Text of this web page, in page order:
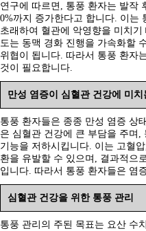
연구에 따르면, 통풍 환자는 발작
0%까지 증가한다고 합니다. 이는
초래하여 혈관에 악영향을 미치
도는 동맥 경화 진행을 가속화할
위협이 됩니다. 따라서 통풍 환자
것이 필요합니다.
만성 염증이 심혈관 건강에 미치
통풍 환자들은 종종 만성 염증 상
은 심혈관 건강에 큰 부담을 주며
기능을 저하시킵니다. 이는 고혈
환을 유발할 수 있으며, 결과적으
입니다. 따라서 통풍 환자들은 염
심혈관 건강을 위한 통풍 관리
통풍 관리의 주된 목표는 요산 수